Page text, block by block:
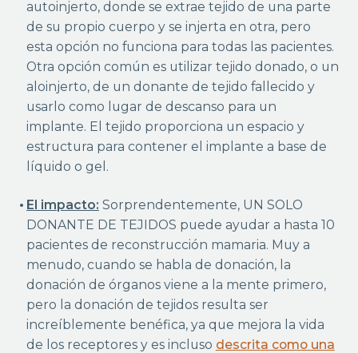
autoinjerto, donde se extrae tejido de una parte
de su propio cuerpo y se injerta en otra, pero
esta opción no funciona para todas las pacientes.
Otra opción común es utilizar tejido donado, o un
aloinjerto, de un donante de tejido fallecido y
usarlo como lugar de descanso para un
implante. El tejido proporciona un espacio y
estructura para contener el implante a base de
líquido o gel.
El impacto: Sorprendentemente, UN SOLO
DONANTE DE TEJIDOS puede ayudar a hasta 10
pacientes de reconstrucción mamaria. Muy a
menudo, cuando se habla de donación, la
donación de órganos viene a la mente primero,
pero la donación de tejidos resulta ser
increíblemente benéfica, ya que mejora la vida
de los receptores y es incluso descrita como una